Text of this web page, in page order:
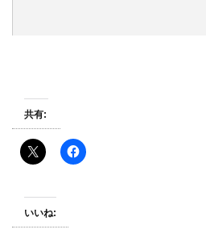
共有:
いいね: